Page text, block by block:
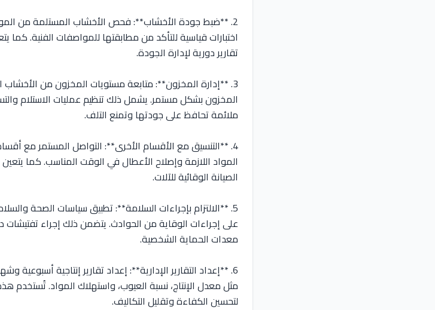
2. **ضبط جودة الأخشاب**: فحص الأخشاب المستلمة من
اختبارات قياسية للتأكد من مطابقتها للمواصفات الفنية. كما
تقارير دورية لإدارة الجودة.
3. **إدارة المخزون**: متابعة مستويات المخزون من الأخشاب
المخزون بشكل مستمر. يشمل ذلك تنظيم عمليات الاستلام
ملائمة تحافظ على جودتها وتمنع التلف.
4. **التنسيق مع الأقسام الأخرى**: التواصل المستمر مع
المواد اللازمة وإصلاح الأعطال في الوقت المناسب. كما
الصيانة الوقائية للآلات.
5. **الالتزام بإجراءات السلامة**: تطبيق سياسات الصحة
على إجراءات الوقاية من الحوادث. يتضمن ذلك إجراء تفتيشات
معدات الحماية الشخصية.
مثل معدل الإنتاج، نسبة العيوب، واستهلاك المواد. تُستخدم هذه
لتحسين الكفاءة وتقليل التكاليف.